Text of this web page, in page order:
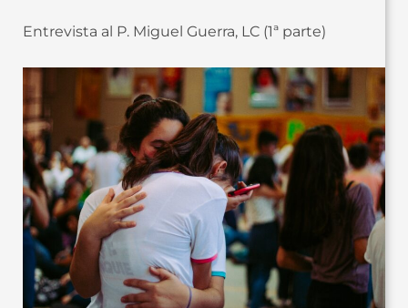
Entrevista al P. Miguel Guerra, LC (1ª parte)